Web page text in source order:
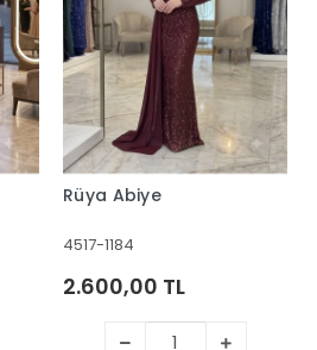
Rüya Abiye
4517-1184
2.600,00 TL